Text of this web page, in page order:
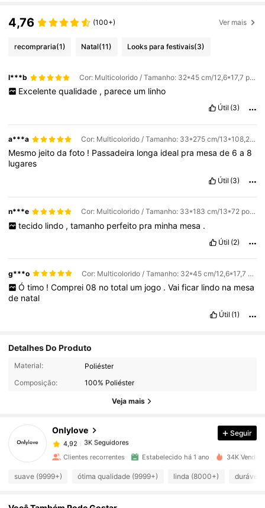
4,76 (100+) Ver mais
recompraria(1) Natal(11) Looks para festivais(3)
l***b Cor: Multicolorido / Tamanho: 32*45 cm/12,6*17,7 polegadas
Excelente qualidade , parece um linho
Útil (3)
a***a Cor: Multicolorido / Tamanho: 33*275 cm/13*108,27 polegadas
Mesmo jeitodafoto ! Passadeira longa ideal pra mesade 6a8
lugares
Útil (3)
n***e Cor: Multicolorido / Tamanho: 33*183 cm/13*72 polegadas
tecido lindo , tamanho perfeito pra minha mesa .
Útil (2)
g***o Cor: Multicolorido / Tamanho: 32*45 cm/12,6*17,7 polegadas
Ó timo ! Comprei 08 no total um jogo . Vai ficar lindo na mesa
de natal
Útil (1)
Detalhes Do Produto
Material:
Poliéster
Composição:
100% Poliéster
Veja mais
Onlylove
3K Seguidores
3K Seguidores
4,92
3K Seguidores
5***0 pago1 dia atrás
3K Seguidores
Seguir
Clientes recorrentes Estabelecido há 1 ano 34K
suave (9999+) ótima qualidade (9999+) linda (8000+) durável